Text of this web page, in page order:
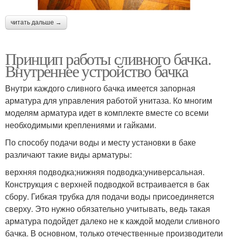
читать дальше →
Принцип работы сливного бачка.
Внутреннее устройство бачка
Внутри каждого сливного бачка имеется запорная
арматура для управления работой унитаза. Ко многим
моделям арматура идет в комплекте вместе со всеми
необходимыми креплениями и гайками.
По способу подачи воды и месту установки в баке
различают такие виды арматуры:
верхняя подводка;нижняя подводка;универсальная.
Конструкция с верхней подводкой встраивается в бак
сбору. Гибкая трубка для подачи воды присоединяется
сверху. Это нужно обязательно учитывать, ведь такая
арматура подойдет далеко не к каждой модели сливного
бачка. В основном, только отечественные производители